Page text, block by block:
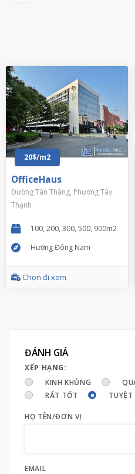
20$/m2
OfficeHaus
Đường Tân Thắng, Phường Tây
Thạnh
100, 200, 300, 500, 900m2
Hướng Đông Nam
Chọn đi xem
ĐÁNH GIÁ
XẾP HẠNG:
KINH KHỦNG
RẤT TỐT
TUYỆT
HỌ TÊN/ĐƠN VỊ
EMAIL